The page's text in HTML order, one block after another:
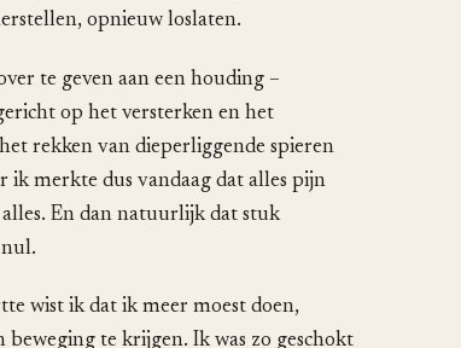
opnieuw loslaten.
te geven aan een houding –
op het versterken en het
rekken van dieperliggende spieren
ik merkte dus vandaag dat alles pijn
En dan natuurlijk dat stuk
wist ik dat ik meer moest doen,
te krijgen. Ik was zo geschokt